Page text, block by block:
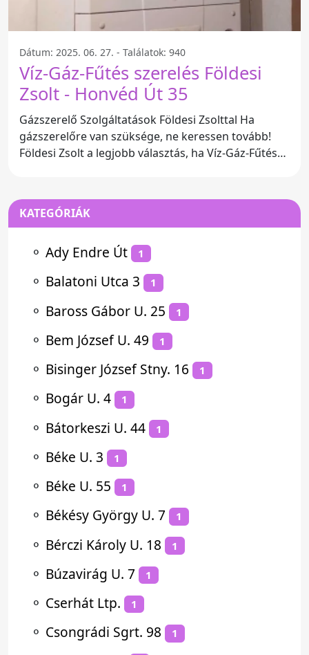
Dátum: 2025. 06. 27. - Találatok: 940
Víz-Gáz-Fűtés szerelés Földesi
Zsolt - Honvéd Út 35
Gázszerelő Szolgáltatások Földesi Zsolttal Ha
gázszerelőre van szüksége, ne keressen tovább!
Földesi Zsolt a legjobb választás, ha Víz-Gáz-Fűtés
KATEGÓRIÁK
⚬ Ady Endre Út 1
⚬ Balatoni Utca 3 1
⚬ Baross Gábor U. 25 1
⚬ Bem József U. 49 1
⚬ Bisinger József Stny. 16 1
⚬ Bogár U. 4 1
⚬ Bátorkeszi U. 44 1
⚬ Béke U. 3 1
⚬ Béke U. 55 1
⚬ Békésy György U. 7 1
⚬ Bérczi Károly U. 18 1
⚬ Búzavirág U. 7 1
⚬ Cserhát Ltp. 1
⚬ Csongrádi Sgrt. 98 1